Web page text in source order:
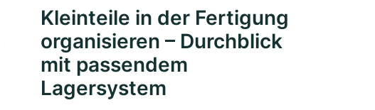
Kleinteile in der Fertigung
organisieren – Durchblick
mit passendem
Lagersystem